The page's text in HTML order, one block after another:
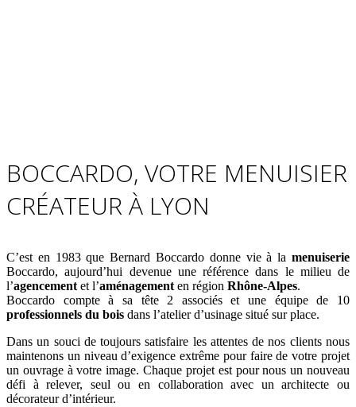
BOCCARDO, VOTRE MENUISIER
CRÉATEUR À LYON
C’est en 1983 que Bernard Boccardo donne vie à la menuiserie
Boccardo, aujourd’hui devenue une référence dans le milieu de
l’agencement et l’aménagement en région Rhône-Alpes.
Boccardo compte à sa tête 2 associés et une équipe de 10
professionnels du bois dans l’atelier d’usinage situé sur place.
Dans un souci de toujours satisfaire les attentes de nos clients nous
maintenons un niveau d’exigence extrême pour faire de votre projet
un ouvrage à votre image. Chaque projet est pour nous un nouveau
défi à relever, seul ou en collaboration avec un architecte ou
décorateur d’intérieur.